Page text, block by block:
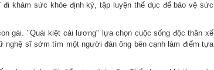
khám sức khỏe định kỳ, tập luyện thể dục để bảo vệ sức
gái. "Quái kiệt cải lương" lựa chọn cuộc sống độc thân xế
nghệ sĩ sớm tìm một người đàn ông bên cạnh làm điểm tựa